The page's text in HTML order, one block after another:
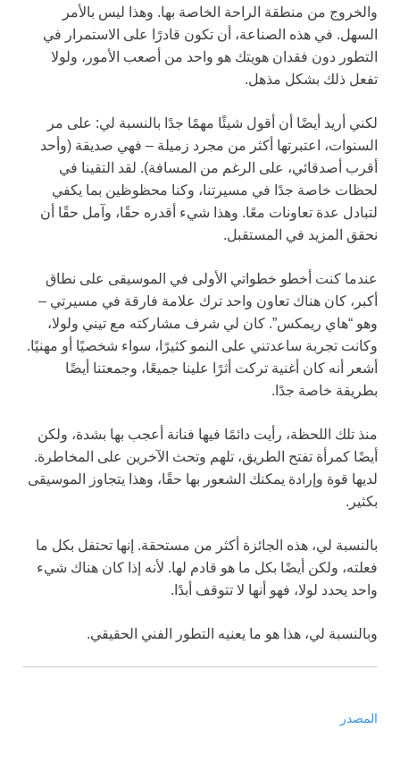
والخروج من منطقة الراحة الخاصة بها. وهذا ليس بالأمر
السهل. في هذه الصناعة، أن تكون قادرًا على الاستمرار في
التطور دون فقدان هويتك هو واحد من أصعب الأمور، ولولا
تفعل ذلك بشكل مذهل.
لكني أريد أيضًا أن أقول شيئًا مهمًا جدًا بالنسبة لي: على مر
السنوات، اعتبرتها أكثر من مجرد زميلة – فهي صديقة (وأحد
أقرب أصدقائي، على الرغم من المسافة). لقد التقينا في
لحظات خاصة جدًا في مسيرتنا، وكنا محظوظين بما يكفي
لتبادل عدة تعاونات معًا. وهذا شيء أقدره حقًا، وآمل حقًا أن
نحقق المزيد في المستقبل.
عندما كنت أخطو خطواتي الأولى في الموسيقى على نطاق
أكبر، كان هناك تعاون واحد ترك علامة فارقة في مسيرتي –
وهو “هاي ريمكس”. كان لي شرف مشاركته مع تيني ولولا،
وكانت تجربة ساعدتني على النمو كثيرًا، سواء شخصيًا أو مهنيًا.
أشعر أنه كان أغنية تركت أثرًا علينا جميعًا، وجمعتنا أيضًا
بطريقة خاصة جدًا.
منذ تلك اللحظة، رأيت دائمًا فيها فنانة أعجب بها بشدة، ولكن
أيضًا كمرأة تفتح الطريق، تلهم وتحث الآخرين على المخاطرة.
لديها قوة وإرادة يمكنك الشعور بها حقًا، وهذا يتجاوز الموسيقى
بكثير.
بالنسبة لي، هذه الجائزة أكثر من مستحقة. إنها تحتفل بكل ما
فعلته، ولكن أيضًا بكل ما هو قادم لها. لأنه إذا كان هناك شيء
واحد يحدد لولا، فهو أنها لا تتوقف أبدًا.
وبالنسبة لي، هذا هو ما يعنيه التطور الفني الحقيقي.
المصدر